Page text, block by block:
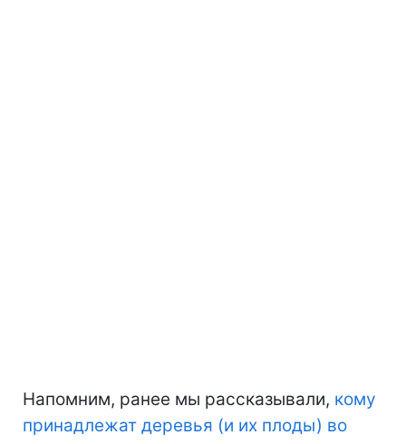
Напомним, ранее мы рассказывали, кому
принадлежат деревья (и их плоды) во